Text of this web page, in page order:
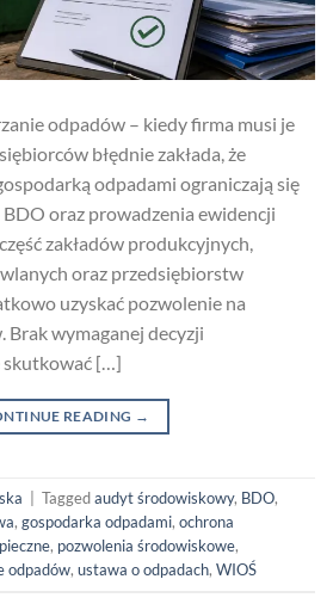
odpadów – kiedy firma musi je
błędnie zakłada, że
odpadami ograniczają się
oraz prowadzenia ewidencji
zakładów produkcyjnych,
oraz przedsiębiorstw
uzyskać pozwolenie na
wymaganej decyzji
skutkować […]
READING →
Taggedaudyt środowiskowy, BDO,
, gospodarka odpadami, ochrona
, pozwolenia środowiskowe,
odpadów, ustawa o odpadach, WIOŚ